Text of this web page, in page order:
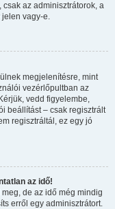
csak az adminisztrátorok, a
jelen vagy-e.
megjelenítésre, mint
vezérlőpultban az
vedd figyelembe,
beállítást – csak regisztrált
regisztráltál, ez egy jó
az idő!
de az idő még mindig
erről egy adminisztrátort.